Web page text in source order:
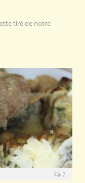
tiré de notre
2